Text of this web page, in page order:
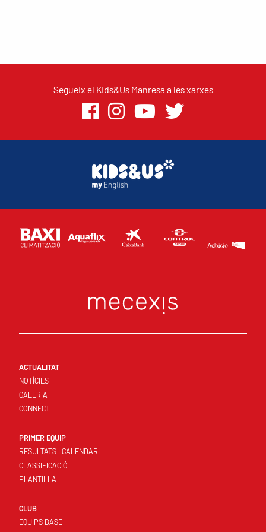
Segueix el Kids&Us Manresa a les xarxes
ACTUALITAT
NOTÍCIES
GALERIA
CONNECT
PRIMER EQUIP
RESULTATS I CALENDARI
CLASSIFICACIÓ
PLANTILLA
CLUB
EQUIPS BASE